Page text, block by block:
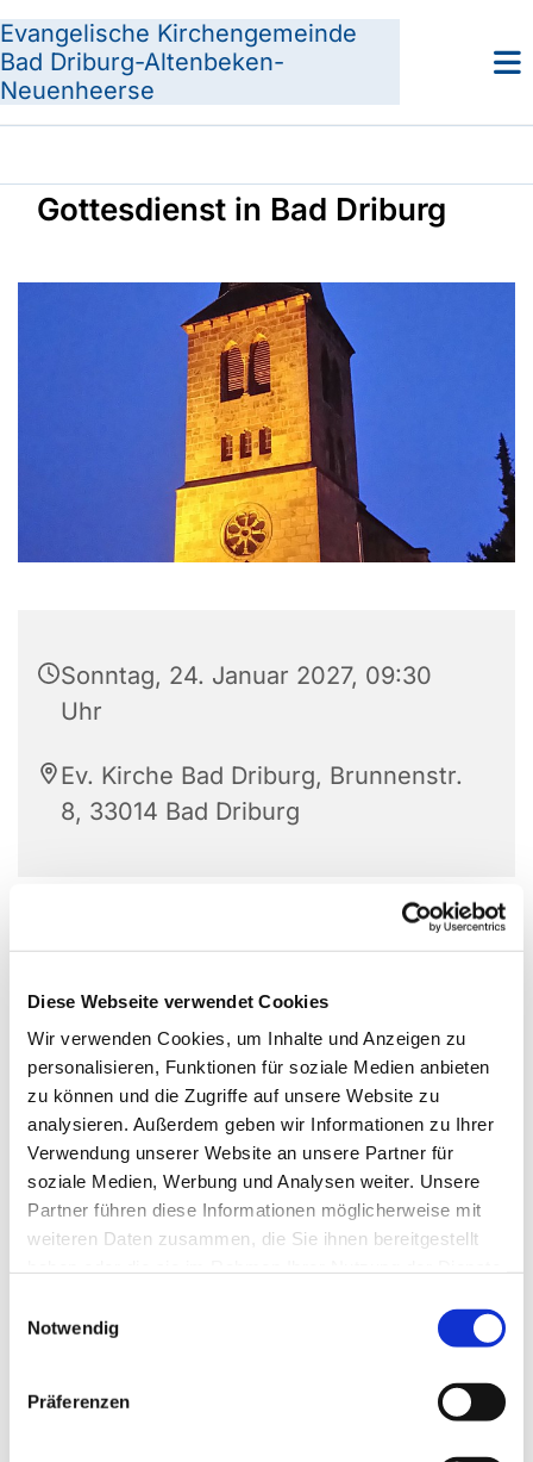
Diese Webseite verwendet Cookies
Wir verwenden Cookies, um Inhalte und Anzeigen zu
personalisieren, Funktionen für soziale Medien anbieten
zu können und die Zugriffe auf unsere Website zu
analysieren. Außerdem geben wir Informationen zu Ihrer
Verwendung unserer Website an unsere Partner für
soziale Medien, Werbung und Analysen weiter. Unsere
Partner führen diese Informationen möglicherweise mit
weiteren Daten zusammen, die Sie ihnen bereitgestellt
Notwendig
Präferenzen
Evangelische Kirchengemeinde
Bad Driburg-Altenbeken-
Neuenheerse
Gottesdienst in Bad Driburg
Sonntag, 24. Januar 2027, 09:30
Uhr
Ev. Kirche Bad Driburg, Brunnenstr.
8, 33014 Bad Driburg
Dies könnte Sie auch